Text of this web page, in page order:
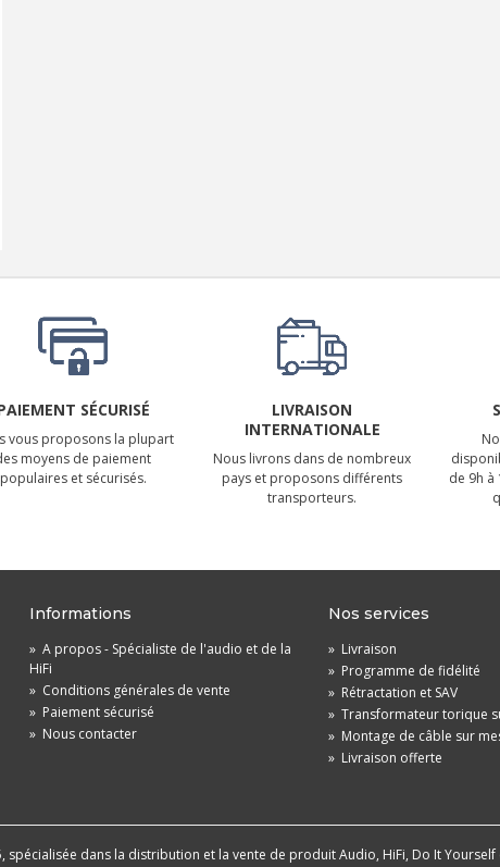
SÉCURISÉ
vous proposons la plupart
moyens de paiement
populaires et sécurisés.
LIVRAISON
INTERNATIONALE
Nous livrons dans de nombreux
pays et proposons différents
transporteurs.
de 9h
Informations
» A propos - Spécialiste de l'audio et de la
HiFi
» Conditions générales de vente
» Paiement sécurisé
» Nous contacter
Nos services
» Livraison
» Programme de fidélité
» Rétractation et SAV
» Transformateur torique
» Montage de câble sur
» Livraison offerte
spécialisée dans la distribution et la vente de produit Audio, HiFi, Do It